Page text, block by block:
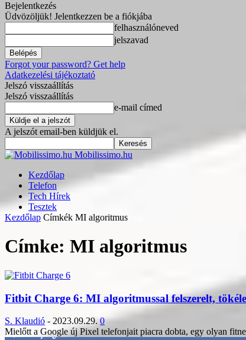
Bejelentkezés
Üdvözöljük! Jelentkezzen be a fiókjába
felhasználóneved
jelszavad
Forgot your password? Get help
Adatkezelési tájékoztató
Jelszó visszaállítás
Jelszó visszaállítás
e-mail címed
A jelszót email-ben küldjük el.
Mobilissimo.hu
Kezdőlap
Telefon
Tech Hírek
Tesztek
Kezdőlap Címkék MI algoritmus
Címke: MI algoritmus
Fitbit Charge 6: MI algoritmussal felszerelt,
S. Klaudió - 2023.09.29. 0
Mielőtt a Google új Pixel telefonjait piacra dobta, egy olyan
3,452 Rajongók